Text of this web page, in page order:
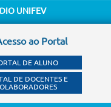
UNIFEV
ao Portal
DE ALUNO
DE DOCENTES E